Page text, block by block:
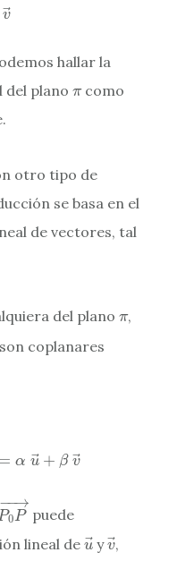
v
×
hallar la
del plano π
πcomo
otro tipo de
se basa en el
de vectores, tal
del plano π
π,
son coplanares
= α u + β v
−
−→
0P
P0P→
puede
lineal de u
u →
yv
v→
,